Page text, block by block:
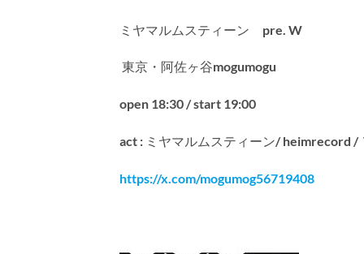
ミヤマルムスティーン pre. W
東京・阿佐ヶ谷mogumogu
open 18:30 / start 19:00
act : ミヤマルムスティーン/ heimrecord
https://x.com/mogumog56719408